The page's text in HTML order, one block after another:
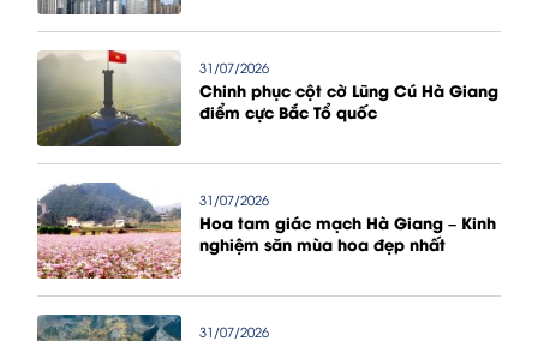
31/07/2026
Chinh phục cột cờ Lũng Cú Hà Giang
điểm cực Bắc Tổ quốc
31/07/2026
Hoa tam giác mạch Hà Giang – Kinh
nghiệm săn mùa hoa đẹp nhất
31/07/2026